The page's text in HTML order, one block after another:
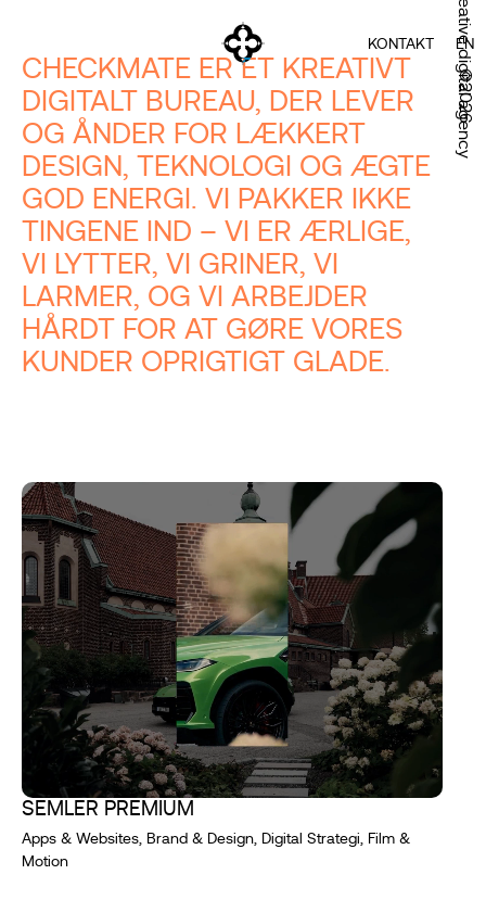
KONTAKT EN
Creative digital agency
©2026
CHECKMATE ER ET KREATIVT
DIGITALT BUREAU, DER LEVER
OG ÅNDER FOR LÆKKERT
DESIGN, TEKNOLOGI OG ÆGTE
GOD ENERGI. VI PAKKER IKKE
TINGENE IND – VI ER ÆRLIGE,
VI LYTTER, VI GRINER, VI
LARMER, OG VI ARBEJDER
HÅRDT FOR AT GØRE VORES
KUNDER OPRIGTIGT GLADE.
SEMLER PREMIUM
Apps & Websites, Brand & Design, Digital Strategi, Film &
Motion